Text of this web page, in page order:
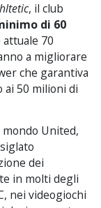
, il club
di 60
attuale 70
a migliorare
che garantiva
ai 50 milioni di
United,
dei
in molti degli
nei videogiochi